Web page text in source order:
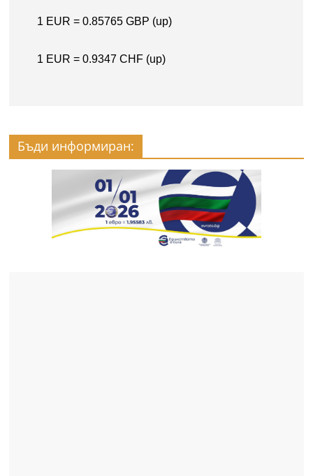
Бъди информиран: